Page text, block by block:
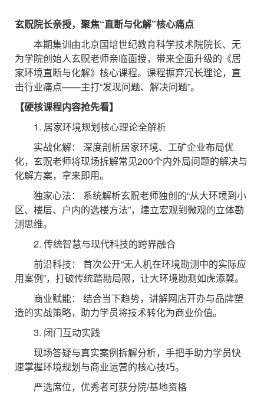
玄贶院长亲授，聚焦“直断与化解”核心痛点
本期集训由北京国培世纪教育科学技术院院长、无
为学院创始人玄贶老师亲临面授，带来全面升级的《居
家环境直断与化解》核心课程。课程摒弃冗长理论，直
击行业痛点——主打“发现问题、解决问题”。
【硬核课程内容抢先看】
1. 居家环境规划核心理论全解析
实战化解： 深度剖析居家环境、工矿企业布局优
化，玄贶老师将现场拆解常见200个内外局问题的解决与
化解方案，拿来即用。
独家心法： 系统解析玄贶老师独创的“从大环境到小
区、楼层、户内的选楼方法”，建立宏观到微观的立体勘
测思维。
2. 传统智慧与现代科技的跨界融合
前沿科技： 首次公开“无人机在环境勘测中的实际应
用案例”，打破传统踏勘局限，让大环境勘测如虎添翼。
商业赋能： 结合当下趋势，讲解网店开办与品牌塑
造的实战策略，助力学员将技术转化为商业价值。
3. 闭门互动实践
现场答疑与真实案例拆解分析，手把手助力学员快
速掌握环境规划与商业运营的核心技巧。
严选席位，优秀者可获分院/基地资格